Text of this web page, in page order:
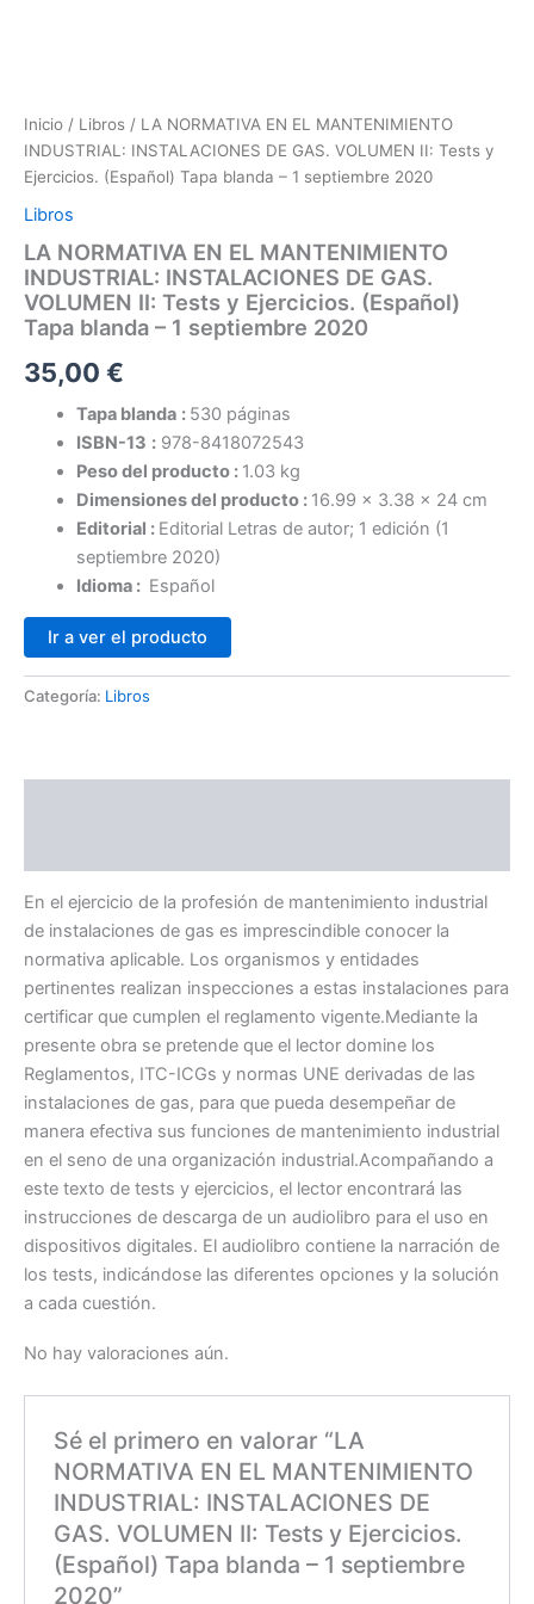
Inicio / Libros / LA NORMATIVA EN EL MANTENIMIENTO
INDUSTRIAL: INSTALACIONES DE GAS. VOLUMEN II: Tests y
Ejercicios. (Español) Tapa blanda – 1 septiembre 2020
Libros
LA NORMATIVA EN EL MANTENIMIENTO
INDUSTRIAL: INSTALACIONES DE GAS.
VOLUMEN II: Tests y Ejercicios. (Español)
Tapa blanda – 1 septiembre 2020
35,00 €
Tapa blanda : 530 páginas
ISBN-13 : 978-8418072543
Peso del producto : 1.03 kg
Dimensiones del producto : 16.99 x 3.38 x 24 cm
Editorial : Editorial Letras de autor; 1 edición (1
septiembre 2020)
Idioma : Español
Ir a ver el producto
Categoría: Libros
En el ejercicio de la profesión de mantenimiento industrial
de instalaciones de gas es imprescindible conocer la
normativa aplicable. Los organismos y entidades
pertinentes realizan inspecciones a estas instalaciones para
certificar que cumplen el reglamento vigente.Mediante la
presente obra se pretende que el lector domine los
Reglamentos, ITC-ICGs y normas UNE derivadas de las
instalaciones de gas, para que pueda desempeñar de
manera efectiva sus funciones de mantenimiento industrial
en el seno de una organización industrial.Acompañando a
este texto de tests y ejercicios, el lector encontrará las
instrucciones de descarga de un audiolibro para el uso en
dispositivos digitales. El audiolibro contiene la narración de
los tests, indicándose las diferentes opciones y la solución
a cada cuestión.
No hay valoraciones aún.
Sé el primero en valorar “LA
NORMATIVA EN EL MANTENIMIENTO
INDUSTRIAL: INSTALACIONES DE
GAS. VOLUMEN II: Tests y Ejercicios.
(Español) Tapa blanda – 1 septiembre
2020”